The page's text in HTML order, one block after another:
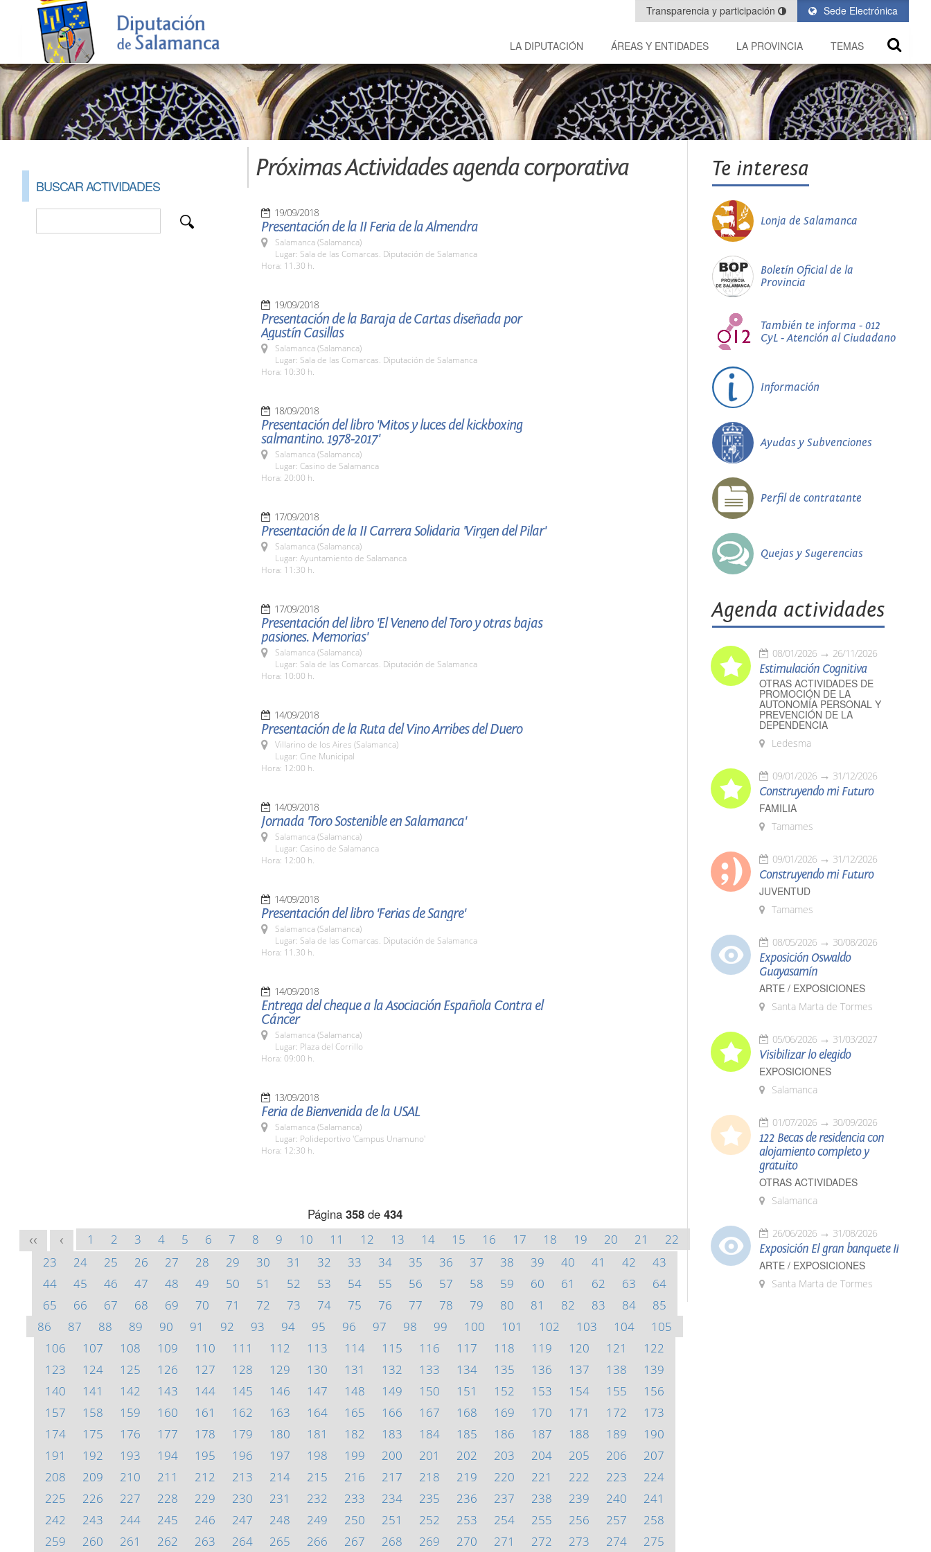
Sede Electrónica
Transparencia y participación
LA DIPUTACIÓN ÁREAS Y ENTIDADES LA PROVINCIA TEMAS
BUSCAR ACTIVIDADES
Próximas Actividades agenda corporativa
19/09/2018
Presentación de la II Feria de la Almendra
Salamanca (Salamanca)
Lugar: Sala de las Comarcas. Diputación de Salamanca
Hora: 11.30 h.
19/09/2018
Presentación de la Baraja de Cartas diseñada por
Agustín Casillas
Salamanca (Salamanca)
Lugar: Sala de las Comarcas. Diputación de Salamanca
Hora: 10:30 h.
18/09/2018
Presentación del libro 'Mitos y luces del kickboxing
salmantino. 1978-2017'
Salamanca (Salamanca)
Lugar: Casino de Salamanca
Hora: 20:00 h.
17/09/2018
Presentación de la II Carrera Solidaria 'Virgen del Pilar'
Salamanca (Salamanca)
Lugar: Ayuntamiento de Salamanca
Hora: 11:30 h.
17/09/2018
Presentación del libro 'El Veneno del Toro y otras bajas
pasiones. Memorias'
Salamanca (Salamanca)
Lugar: Sala de las Comarcas. Diputación de Salamanca
Hora: 10:00 h.
14/09/2018
Presentación de la Ruta del Vino Arribes del Duero
Villarino de los Aires (Salamanca)
Lugar: Cine Municipal
Hora: 12:00 h.
14/09/2018
Jornada 'Toro Sostenible en Salamanca'
Salamanca (Salamanca)
Lugar: Casino de Salamanca
Hora: 12:00 h.
14/09/2018
Presentación del libro 'Ferias de Sangre'
Salamanca (Salamanca)
Lugar: Sala de las Comarcas. Diputación de Salamanca
Hora: 11.30 h.
14/09/2018
Entrega del cheque a la Asociación Española Contra el
Cáncer
Salamanca (Salamanca)
Lugar: Plaza del Corrillo
Hora: 09:00 h.
13/09/2018
Feria de Bienvenida de la USAL
Salamanca (Salamanca)
Lugar: Polideportivo 'Campus Unamuno'
Hora: 12:30 h.
Página 358de 434
<< < 1 2 3 4 5 6 7 8 9 10 11 12 13 14 15 16 17 18 19 20 21
22
23
24 25 26 27 28 29 30 31 32 33 34 35 36 37 38 39 40 41 42
43
44
45 46 47 48 49 50 51 52 53 54 55 56 57 58 59 60 61 62 63
64
65
66 67 68 69 70 71 72 73 74 75 76 77 78 79 80 81 82 83 84
85
86
87 88 89 90 91 92 93 94 95 96 97 98 99 100 101 102 103 104
105
106
107 108 109 110 111 112 113 114 115 116 117 118 119 120 121
122
123
124 125 126 127 128 129 130 131 132 133 134 135 136 137 138
139
140
141 142 143 144 145 146 147 148 149 150 151 152 153 154 155
156
157
158 159 160 161 162 163 164 165 166 167 168 169 170 171 172
173
174
175 176 177 178 179 180 181 182 183 184 185 186 187 188 189
190
191
192 193 194 195 196 197 198 199 200 201 202 203 204 205 206
207
208
209 210 211 212 213 214 215 216 217 218 219 220 221 222 223
224
225
226 227 228 229 230 231 232 233 234 235 236 237 238 239 240
241
242
243 244 245 246 247 248 249 250 251 252 253 254 255 256 257
258
259
260 261 262 263 264 265 266 267 268 269 270 271 272 273 274 275
Te interesa
Lonja de Salamanca
Boletín Oficial de la
Provincia
También te informa - 012
CyL - Atención al Ciudadano
Información
Ayudas y Subvenciones
Perfil de contratante
Quejas y Sugerencias
Agenda actividades
08/01/2026 26/11/2026
Estimulación Cognitiva
OTRAS ACTIVIDADES DE
PROMOCIÓN DE LA
AUTONOMÍA PERSONAL Y
PREVENCIÓN DE LA
DEPENDENCIA
Ledesma
09/01/2026 31/12/2026
Construyendo mi Futuro
FAMILIA
Tamames
09/01/2026 31/12/2026
Construyendo mi Futuro
JUVENTUD
Tamames
08/05/2026 30/08/2026
Exposición Oswaldo
Guayasamín
ARTE / EXPOSICIONES
Santa Marta de Tormes
05/06/2026 31/03/2027
Visibilizar lo elegido
EXPOSICIONES
Salamanca
01/07/2026 30/09/2026
122 Becas de residencia con
alojamiento completo y
gratuito
OTRAS ACTIVIDADES
Salamanca
26/06/2026 31/08/2026
Exposición El gran banquete II
ARTE / EXPOSICIONES
Santa Marta de Tormes